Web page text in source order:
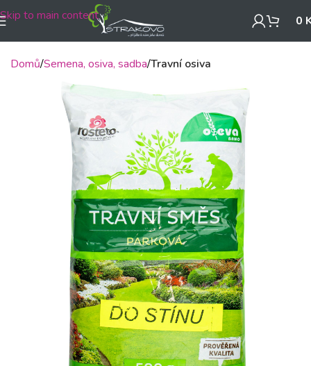
Skip to main content 0
Domů Semena, osiva, sadba Travní osiva